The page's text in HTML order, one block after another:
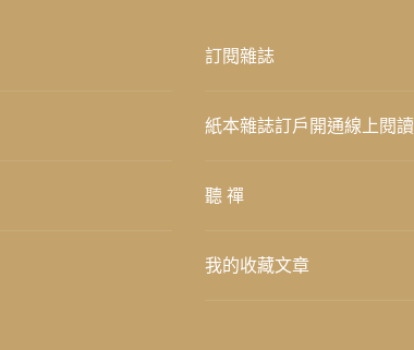
訂閱雜誌
紙本雜誌訂戶開通線上閱讀
聽 禪
我的收藏文章